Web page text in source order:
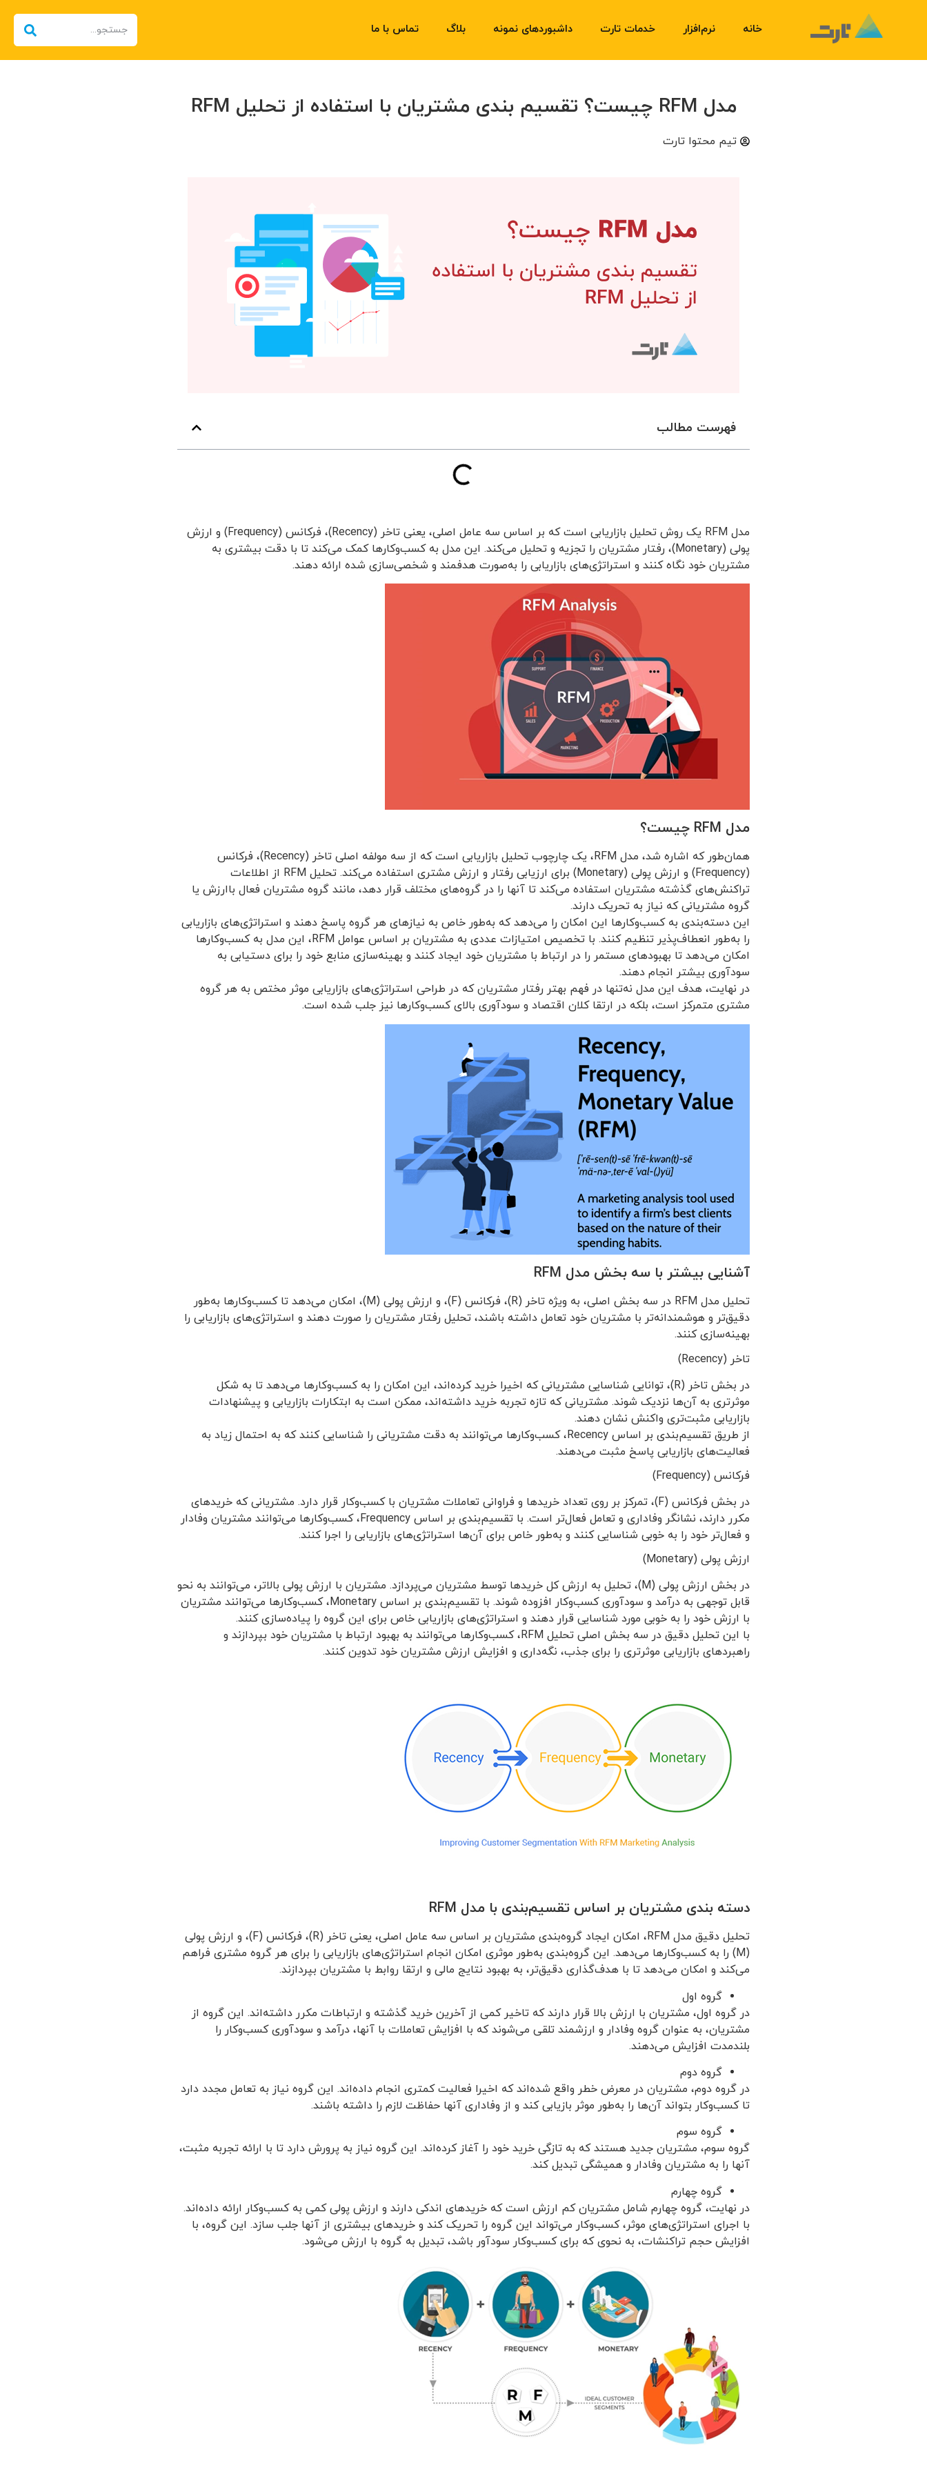
خانه نرم‌افزار خدمات تارت داشبوردهای نمونه بلاگ تماس با ما
مدل RFM چیست؟ تقسیم بندی مشتریان با استفاده از تحلیل RFM
تیم محتوا تارت
فهرست مطالب
مدل RFM یک روش تحلیل بازاریابی است که بر اساس سه عامل اصلی، یعنی تاخر (Recency)، فرکانس (Frequency) و ارزش
پولی (Monetary)، رفتار مشتریان را تجزیه و تحلیل می‌کند. این مدل به کسب‌و‌کارها کمک می‌کند تا با دقت بیشتری به
مشتریان خود نگاه کنند و استراتژی‌های بازاریابی را به‌صورت هدفمند و شخصی‌سازی شده ارائه دهند.
مدل RFM چیست؟
همان‌طور که اشاره شد، مدل RFM، یک چارچوب تحلیل بازاریابی است که از سه مولفه اصلی تاخر (Recency)، فرکانس
(Frequency) و ارزش پولی (Monetary) برای ارزیابی رفتار و ارزش مشتری استفاده می‌کند. تحلیل RFM از اطلاعات
تراکنش‌های گذشته مشتریان استفاده می‌کند تا آنها را در گروه‌های مختلف قرار دهد، مانند گروه مشتریان فعال باارزش یا
گروه مشتریانی که نیاز به تحریک دارند.
این دسته‌بندی به کسب‌و‌کارها این امکان را می‌دهد که به‌طور خاص به نیازهای هر گروه پاسخ دهند و استراتژی‌های بازاریابی
را به‌طور انعطاف‌پذیر تنظیم کنند. با تخصیص امتیازات عددی به مشتریان بر اساس عوامل RFM، این مدل به کسب‌و‌کارها
امکان می‌دهد تا بهبودهای مستمر را در ارتباط با مشتریان خود ایجاد کنند و بهینه‌سازی منابع خود را برای دستیابی به
سودآوری بیشتر انجام دهند.
در نهایت، هدف این مدل نه‌تنها در فهم بهتر رفتار مشتریان که در طراحی استراتژی‌های بازاریابی موثر مختص به هر گروه
مشتری متمرکز است، بلکه در ارتقا کلان اقتصاد و سودآوری بالای کسب‌و‌کارها نیز جلب شده است.
آشنایی بیشتر با سه بخش مدل RFM
تحلیل مدل RFM در سه بخش اصلی، به ویژه تاخر (R)، فرکانس (F)، و ارزش پولی (M)، امکان می‌دهد تا کسب‌وکارها به‌طور
دقیق‌تر و هوشمندانه‌تر با مشتریان خود تعامل داشته باشند، تحلیل رفتار مشتریان را صورت دهند و استراتژی‌های بازاریابی را
بهینه‌سازی کنند.
تاخر (Recency)
در بخش تاخر (R)، توانایی شناسایی مشتریانی که اخیرا خرید کرده‌اند، این امکان را به کسب‌وکارها می‌دهد تا به شکل
موثرتری به آن‌ها نزدیک شوند. مشتریانی که تازه تجربه خرید داشته‌اند، ممکن است به ابتکارات بازاریابی و پیشنهادات
بازاریابی مثبت‌تری واکنش نشان دهند.
از طریق تقسیم‌بندی بر اساس Recency، کسب‌وکارها می‌توانند به دقت مشتریانی را شناسایی کنند که به احتمال زیاد به
فعالیت‌های بازاریابی پاسخ مثبت می‌دهند.
فرکانس (Frequency)
در بخش فرکانس (F)، تمرکز بر روی تعداد خریدها و فراوانی تعاملات مشتریان با کسب‌وکار قرار دارد. مشتریانی که خریدهای
مکرر دارند، نشانگر وفاداری و تعامل فعال‌تر است. با تقسیم‌بندی بر اساس Frequency، کسب‌وکارها می‌توانند مشتریان وفادار
و فعال‌تر خود را به خوبی شناسایی کنند و به‌طور خاص برای آن‌ها استراتژی‌های بازاریابی را اجرا کنند.
ارزش پولی (Monetary)
در بخش ارزش پولی (M)، تحلیل به ارزش کل خریدها توسط مشتریان می‌پردازد. مشتریان با ارزش پولی بالاتر، می‌توانند به نحو
قابل توجهی به درآمد و سودآوری کسب‌وکار افزوده شوند. با تقسیم‌بندی بر اساس Monetary، کسب‌وکارها می‌توانند مشتریان
با ارزش خود را به خوبی مورد شناسایی قرار دهند و استراتژی‌های بازاریابی خاص برای این گروه را پیاده‌سازی کنند.
با این تحلیل دقیق در سه بخش اصلی تحلیل RFM، کسب‌وکارها می‌توانند به بهبود ارتباط با مشتریان خود بپردازند و
راهبردهای بازاریابی موثرتری را برای جذب، نگه‌داری و افزایش ارزش مشتریان خود تدوین کنند.
دسته ‌بندی مشتریان بر اساس تقسیم‌بندی با مدل RFM
تحلیل دقیق مدل RFM، امکان ایجاد گروه‌بندی مشتریان بر اساس سه عامل اصلی، یعنی تاخر (R)، فرکانس (F)، و ارزش پولی
(M) را به کسب‌وکارها می‌دهد. این گروه‌بندی به‌طور موثری امکان انجام استراتژی‌های بازاریابی را برای هر گروه مشتری فراهم
می‌کند و امکان می‌دهد تا با هدف‌گذاری دقیق‌تر، به بهبود نتایج مالی و ارتقا روابط با مشتریان بپردازند.
گروه اول
در گروه اول، مشتریان با ارزش بالا قرار دارند که تاخیر کمی از آخرین خرید گذشته و ارتباطات مکرر داشته‌اند. این گروه از
مشتریان، به عنوان گروه وفادار و ارزشمند تلقی می‌شوند که با افزایش تعاملات با آنها، درآمد و سودآوری کسب‌وکار را
بلندمدت افزایش می‌دهند.
گروه دوم
در گروه دوم، مشتریان در معرض خطر واقع شده‌اند که اخیرا فعالیت کمتری انجام داده‌اند. این گروه نیاز به تعامل مجدد دارد
تا کسب‌وکار بتواند آن‌ها را به‌طور موثر بازیابی کند و از وفاداری آنها حفاظت لازم را داشته باشند.
گروه سوم
گروه سوم، مشتریان جدید هستند که به تازگی خرید خود را آغاز کرده‌اند. این گروه نیاز به پرورش دارد تا با ارائه تجربه مثبت،
آنها را به مشتریان وفادار و همیشگی تبدیل کند.
گروه چهارم
در نهایت، گروه چهارم شامل مشتریان کم ارزش است که خریدهای اندکی دارند و ارزش پولی کمی به کسب‌وکار ارائه داده‌اند.
با اجرای استراتژی‌های موثر، کسب‌وکار می‌تواند این گروه را تحریک کند و خریدهای بیشتری از آنها جلب سازد. این گروه، با
افزایش حجم تراکنشات، به نحوی که برای کسب‌وکار سودآور باشد، تبدیل به گروه با ارزش می‌شود.